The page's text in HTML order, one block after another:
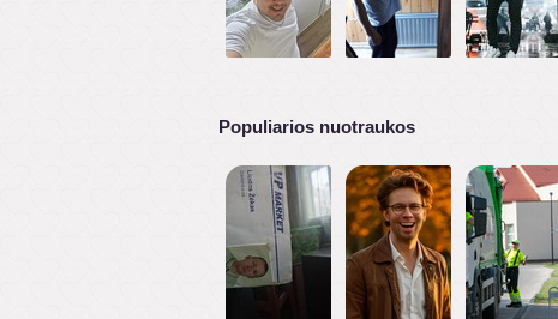
Populiarios nuotraukos